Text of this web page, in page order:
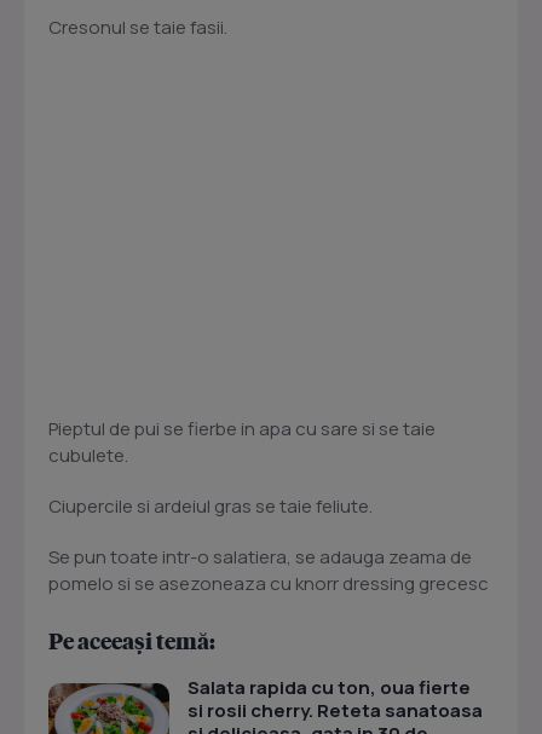
Cresonul se taie fasii.
Pieptul de pui se fierbe in apa cu sare si se taie
cubulete.
Ciupercile si ardeiul gras se taie feliute.
Se pun toate intr-o salatiera, se adauga zeama de
pomelo si se asezoneaza cu knorr dressing grecesc
Pe aceeași temă:
Salata rapida cu ton, oua fierte
si rosii cherry. Reteta sanatoasa